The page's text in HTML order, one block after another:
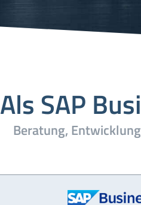
Als SAP
Beratung,